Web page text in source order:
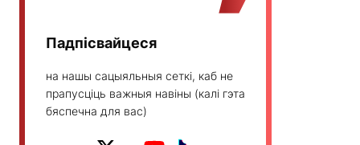
Падпісвайцеся
на нашы сацыяльныя сеткі, каб не
прапусціць важныя навіны (калі гэта
бяспечна для вас)